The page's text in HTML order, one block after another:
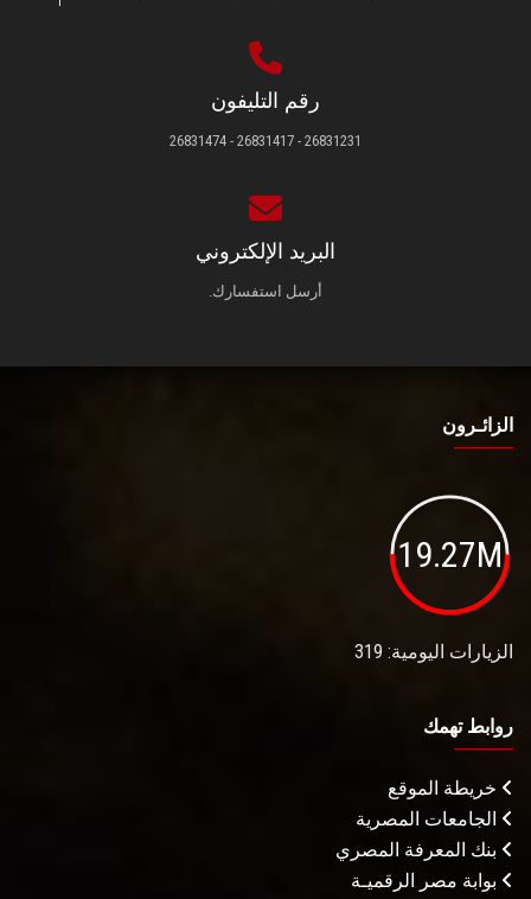
رقم التليفون
26831231 - 26831417 - 26831474
البريد الإلكتروني
أرسل استفسارك.
الزائـرون
19.27M
الزيارات اليومية: 319
روابط تهمك
خريطة الموقع
الجامعات المصرية
بنك المعرفة المصري
بوابة مصر الرقميـة